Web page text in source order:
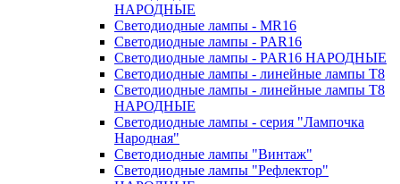
НАРОДНЫЕ
Светодиодные лампы - MR16
Светодиодные лампы - PAR16
Светодиодные лампы - PAR16 НАРОДНЫЕ
Светодиодные лампы - линейные лампы T8
Светодиодные лампы - линейные лампы T8
НАРОДНЫЕ
Светодиодные лампы - серия "Лампочка
Народная"
Светодиодные лампы "Винтаж"
Светодиодные лампы "Рефлектор"